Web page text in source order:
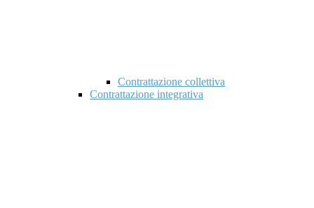
Contrattazione collettiva
Contrattazione integrativa